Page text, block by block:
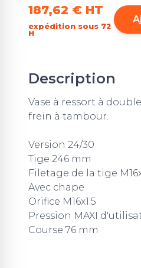
187,62 € HT
expédition sous 72
H
Description
Vase à ressort à
frein à tambour.
Version 24/30
Tige 246 mm
Filetage de la tige
Avec chape
Orifice M16x1.5
Pression MAXI
Course 76 mm